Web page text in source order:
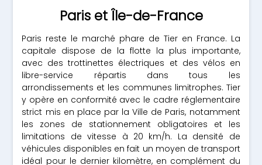
Paris et Île-de-France
Paris reste le marché phare de Tier en France. La
capitale dispose de la flotte la plus importante,
avec des trottinettes électriques et des vélos en
libre-service répartis dans tous les
arrondissements et les communes limitrophes. Tier
y opère en conformité avec le cadre réglementaire
strict mis en place par la Ville de Paris, notamment
les zones de stationnement obligatoires et les
limitations de vitesse à 20 km/h. La densité de
véhicules disponibles en fait un moyen de transport
idéal pour le dernier kilomètre, en complément du